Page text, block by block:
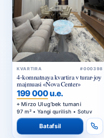
KVARTIRA #000398
4-komnatnaya kvartira v turar-joy
majmuasi «Nova Center»
199 000 u.e.
Mirzo Ulug‘bek tumani
97 m² • Yangi qurilish • Sotuv
Batafsil